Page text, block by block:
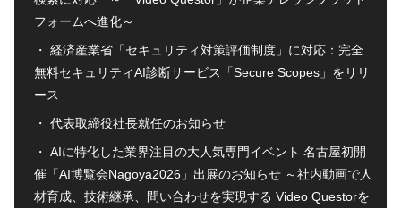
フォームへ進化～
経済産業省「セキュリティ対策評価制度」に対応：完全
無料セキュリティAI診断サービス「Secure Scopes」をリリ
ース
代表取締役社長就任のお知らせ
AIに特化した業界注目の大人気専門イベント 名古屋初開
催「AI博覧会Nagoya2026」出展のお知らせ ～社内動画で人
材育成、技術継承、問い合わせを実現する Video Questorを